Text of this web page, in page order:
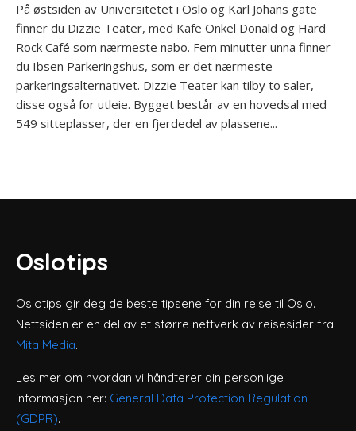
På østsiden av Universitetet i Oslo og Karl Johans gate
finner du Dizzie Teater, med Kafe Onkel Donald og Hard
Rock Café som nærmeste nabo. Fem minutter unna finner
du Ibsen Parkeringshus, som er det nærmeste
parkeringsalternativet. Dizzie Teater kan tilby to saler,
disse også for utleie. Bygget består av en hovedsal med
549 sitteplasser, der en fjerdedel av plassene...
Oslotips
Oslotips gir deg de beste tipsene for din reise til Oslo.
Nettsiden er en del av et større nettverk av reisesider fra
Mita Media.
Les mer om hvordan vi håndterer din personlige
informasjon her: General Data Protection Regulation
(GDPR).